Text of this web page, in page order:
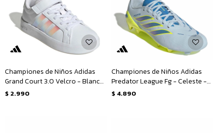
Championes de Niños Adidas
Grand Court 3.0 Velcro - Blanco
- Rosado
$ 2.990
Championes de Niños Adidas
Predator League Fg - Celeste -
Amarillo
$ 4.890